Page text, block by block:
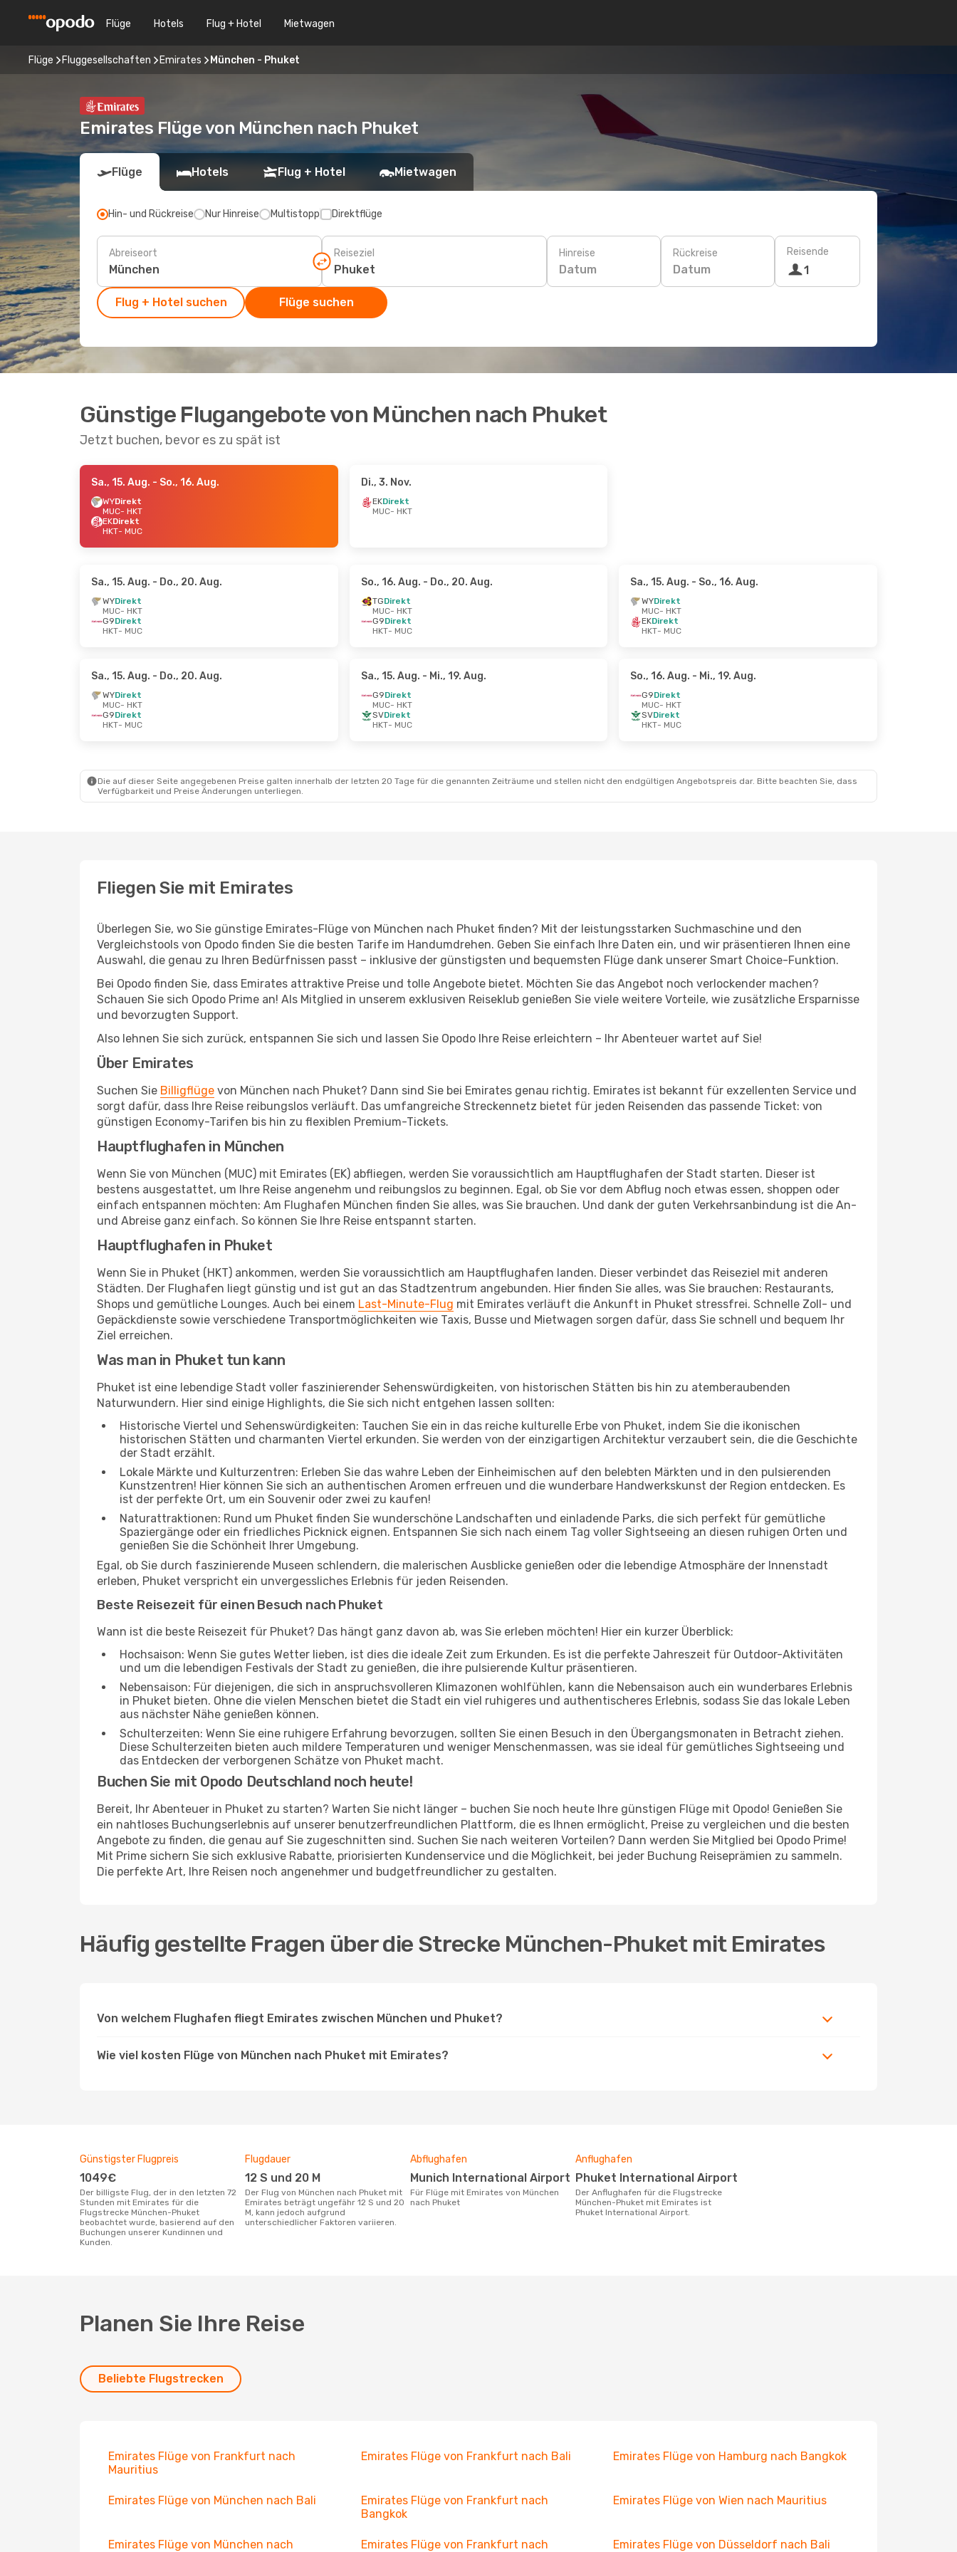
Flüge Hotels Flug + Hotel Mietwagen
Flüge Fluggesellschaften Emirates München - Phuket
Emirates Flüge von München nach Phuket
Flüge Hotels Flug + Hotel Mietwagen
Hin- und Rückreise Nur Hinreise Multistopp Direktflüge
Abreiseort Reiseziel Hinreise
Datum
Rückreise
Datum
Reisende
1
Flug + Hotel suchen Flüge suchen
Günstige Flugangebote von München nach Phuket
Jetzt buchen, bevor es zu spät ist
Sa., 15. Aug. - So., 16. Aug.
WYDirekt
MUC- HKT
EKDirekt
HKT- MUC
Di., 3. Nov.
EKDirekt
MUC- HKT
Sa., 15. Aug. - Do., 20. Aug.
WYDirekt
MUC- HKT
G9Direkt
HKT- MUC
So., 16. Aug. - Do., 20. Aug.
TGDirekt
MUC- HKT
G9Direkt
HKT- MUC
Sa., 15. Aug. - So., 16. Aug.
WYDirekt
MUC- HKT
EKDirekt
HKT- MUC
Sa., 15. Aug. - Do., 20. Aug.
WYDirekt
MUC- HKT
G9Direkt
HKT- MUC
Sa., 15. Aug. - Mi., 19. Aug.
G9Direkt
MUC- HKT
SVDirekt
HKT- MUC
So., 16. Aug. - Mi., 19. Aug.
G9Direkt
MUC- HKT
SVDirekt
HKT- MUC
Die auf dieser Seite angegebenen Preise galten innerhalb der letzten 20 Tage für die genannten Zeiträume und stellen nicht den endgültigen Angebotspreis dar. Bitte beachten Sie, dass
Verfügbarkeit und Preise Änderungen unterliegen.
Fliegen Sie mit Emirates
Überlegen Sie, wo Sie günstige Emirates-Flüge von München nach Phuket finden? Mit der leistungsstarken Suchmaschine und den
Vergleichstools von Opodo finden Sie die besten Tarife im Handumdrehen. Geben Sie einfach Ihre Daten ein, und wir präsentieren Ihnen eine
Auswahl, die genau zu Ihren Bedürfnissen passt – inklusive der günstigsten und bequemsten Flüge dank unserer Smart Choice-Funktion.
Bei Opodo finden Sie, dass Emirates attraktive Preise und tolle Angebote bietet. Möchten Sie das Angebot noch verlockender machen?
Schauen Sie sich Opodo Prime an! Als Mitglied in unserem exklusiven Reiseklub genießen Sie viele weitere Vorteile, wie zusätzliche Ersparnisse
und bevorzugten Support.
Also lehnen Sie sich zurück, entspannen Sie sich und lassen Sie Opodo Ihre Reise erleichtern – Ihr Abenteuer wartet auf Sie!
Über Emirates
Suchen Sie Billigflüge von München nach Phuket? Dann sind Sie bei Emirates genau richtig. Emirates ist bekannt für exzellenten Service und
sorgt dafür, dass Ihre Reise reibungslos verläuft. Das umfangreiche Streckennetz bietet für jeden Reisenden das passende Ticket: von
günstigen Economy-Tarifen bis hin zu flexiblen Premium-Tickets.
Hauptflughafen in München
Wenn Sie von München (MUC) mit Emirates (EK) abfliegen, werden Sie voraussichtlich am Hauptflughafen der Stadt starten. Dieser ist
bestens ausgestattet, um Ihre Reise angenehm und reibungslos zu beginnen. Egal, ob Sie vor dem Abflug noch etwas essen, shoppen oder
einfach entspannen möchten: Am Flughafen München finden Sie alles, was Sie brauchen. Und dank der guten Verkehrsanbindung ist die An-
und Abreise ganz einfach. So können Sie Ihre Reise entspannt starten.
Hauptflughafen in Phuket
Wenn Sie in Phuket (HKT) ankommen, werden Sie voraussichtlich am Hauptflughafen landen. Dieser verbindet das Reiseziel mit anderen
Städten. Der Flughafen liegt günstig und ist gut an das Stadtzentrum angebunden. Hier finden Sie alles, was Sie brauchen: Restaurants,
Shops und gemütliche Lounges. Auch bei einem Last-Minute-Flug mit Emirates verläuft die Ankunft in Phuket stressfrei. Schnelle Zoll- und
Gepäckdienste sowie verschiedene Transportmöglichkeiten wie Taxis, Busse und Mietwagen sorgen dafür, dass Sie schnell und bequem Ihr
Ziel erreichen.
Was man in Phuket tun kann
Phuket ist eine lebendige Stadt voller faszinierender Sehenswürdigkeiten, von historischen Stätten bis hin zu atemberaubenden
Naturwundern. Hier sind einige Highlights, die Sie sich nicht entgehen lassen sollten:
Historische Viertel und Sehenswürdigkeiten: Tauchen Sie ein in das reiche kulturelle Erbe von Phuket, indem Sie die ikonischen
historischen Stätten und charmanten Viertel erkunden. Sie werden von der einzigartigen Architektur verzaubert sein, die die Geschichte
der Stadt erzählt.
Lokale Märkte und Kulturzentren: Erleben Sie das wahre Leben der Einheimischen auf den belebten Märkten und in den pulsierenden
Kunstzentren! Hier können Sie sich an authentischen Aromen erfreuen und die wunderbare Handwerkskunst der Region entdecken. Es
ist der perfekte Ort, um ein Souvenir oder zwei zu kaufen!
Naturattraktionen: Rund um Phuket finden Sie wunderschöne Landschaften und einladende Parks, die sich perfekt für gemütliche
Spaziergänge oder ein friedliches Picknick eignen. Entspannen Sie sich nach einem Tag voller Sightseeing an diesen ruhigen Orten und
genießen Sie die Schönheit Ihrer Umgebung.
Egal, ob Sie durch faszinierende Museen schlendern, die malerischen Ausblicke genießen oder die lebendige Atmosphäre der Innenstadt
erleben, Phuket verspricht ein unvergessliches Erlebnis für jeden Reisenden.
Beste Reisezeit für einen Besuch nach Phuket
Wann ist die beste Reisezeit für Phuket? Das hängt ganz davon ab, was Sie erleben möchten! Hier ein kurzer Überblick:
Hochsaison: Wenn Sie gutes Wetter lieben, ist dies die ideale Zeit zum Erkunden. Es ist die perfekte Jahreszeit für Outdoor-Aktivitäten
und um die lebendigen Festivals der Stadt zu genießen, die ihre pulsierende Kultur präsentieren.
Nebensaison: Für diejenigen, die sich in anspruchsvolleren Klimazonen wohlfühlen, kann die Nebensaison auch ein wunderbares Erlebnis
in Phuket bieten. Ohne die vielen Menschen bietet die Stadt ein viel ruhigeres und authentischeres Erlebnis, sodass Sie das lokale Leben
aus nächster Nähe genießen können.
Schulterzeiten: Wenn Sie eine ruhigere Erfahrung bevorzugen, sollten Sie einen Besuch in den Übergangsmonaten in Betracht ziehen.
Diese Schulterzeiten bieten auch mildere Temperaturen und weniger Menschenmassen, was sie ideal für gemütliches Sightseeing und
das Entdecken der verborgenen Schätze von Phuket macht.
Buchen Sie mit Opodo Deutschland noch heute!
Bereit, Ihr Abenteuer in Phuket zu starten? Warten Sie nicht länger – buchen Sie noch heute Ihre günstigen Flüge mit Opodo! Genießen Sie
ein nahtloses Buchungserlebnis auf unserer benutzerfreundlichen Plattform, die es Ihnen ermöglicht, Preise zu vergleichen und die besten
Angebote zu finden, die genau auf Sie zugeschnitten sind. Suchen Sie nach weiteren Vorteilen? Dann werden Sie Mitglied bei Opodo Prime!
Mit Prime sichern Sie sich exklusive Rabatte, priorisierten Kundenservice und die Möglichkeit, bei jeder Buchung Reiseprämien zu sammeln.
Die perfekte Art, Ihre Reisen noch angenehmer und budgetfreundlicher zu gestalten.
Häufig gestellte Fragen über die Strecke München-Phuket mit Emirates
Von welchem Flughafen fliegt Emirates zwischen München und Phuket?
Wie viel kosten Flüge von München nach Phuket mit Emirates?
Günstigster Flugpreis
1049€
Der billigste Flug, der in den letzten 72
Stunden mit Emirates für die
Flugstrecke München-Phuket
beobachtet wurde, basierend auf den
Buchungen unserer Kundinnen und
Kunden.
Flugdauer
12 S und 20 M
Der Flug von München nach Phuket mit
Emirates beträgt ungefähr 12 S und 20
M, kann jedoch aufgrund
unterschiedlicher Faktoren variieren.
Abflughafen
Munich International Airport
Für Flüge mit Emirates von München
nach Phuket
Anflughafen
Phuket International Airport
Der Anflughafen für die Flugstrecke
München-Phuket mit Emirates ist
Phuket International Airport.
Planen Sie Ihre Reise
Beliebte Flugstrecken
Emirates Flüge von Frankfurt nach
Mauritius
Emirates Flüge von Frankfurt nach Bali Emirates Flüge von Hamburg nach Bangkok
Emirates Flüge von München nach Bali
Emirates Flüge von Frankfurt nach
Bangkok
Emirates Flüge von Wien nach Mauritius
Emirates Flüge von München nach
Emirates Flüge von Frankfurt nach
Emirates Flüge von Düsseldorf nach Bali